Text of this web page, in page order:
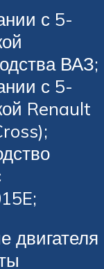
с 5-
ВАЗ;
с 5-
Renault
двигателя